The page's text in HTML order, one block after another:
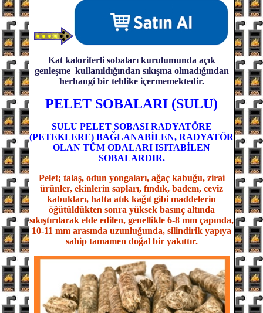
Kat kaloriferli sobaları kurulumunda açık
genleşme kullanıldığından sıkışma olmadığından
herhangi bir tehlike içermemektedir.
PELET SOBALARI (SULU)
SULU PELET SOBASI RADYATÖRE
(PETEKLERE) BAĞLANABİLEN, RADYATÖR
OLAN TÜM ODALARI ISITABİLEN
SOBALARDIR.
Pelet; talaş, odun yongaları, ağaç kabuğu, zirai
ürünler, ekinlerin sapları, fındık, badem, ceviz
kabukları, hatta atık kağıt gibi maddelerin
öğütüldükten sonra yüksek basınç altında
sıkıştırılarak elde edilen, genellikle 6-8 mm çapında,
10-11 mm arasında uzunluğunda, silindirik yapıya
sahip tamamen doğal bir yakıttır.